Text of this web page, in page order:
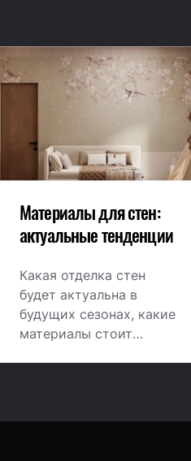
Материалы для стен:
актуальные тенденции
Какая отделка стен
будет актуальна в
будущих сезонах, какие
материалы стоит